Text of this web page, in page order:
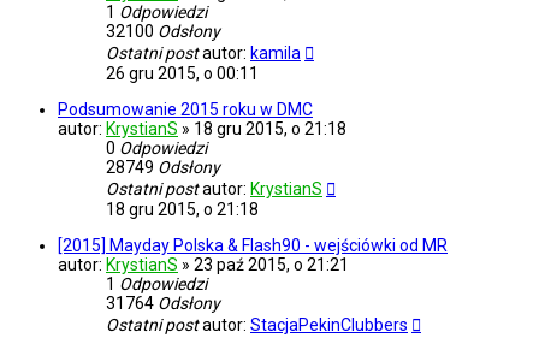
1 Odpowiedzi
32100 Odsłony
Ostatni postautor: kamila
26 gru 2015, o 00:11
Podsumowanie 2015 roku w DMC
autor: KrystianS » 18 gru 2015, o 21:18
0 Odpowiedzi
28749 Odsłony
Ostatni postautor: KrystianS
18 gru 2015, o 21:18
[2015] Mayday Polska & Flash90 - wejściówki od MR
autor: KrystianS » 23 paź 2015, o 21:21
1 Odpowiedzi
31764 Odsłony
Ostatni postautor: StacjaPekinClubbers